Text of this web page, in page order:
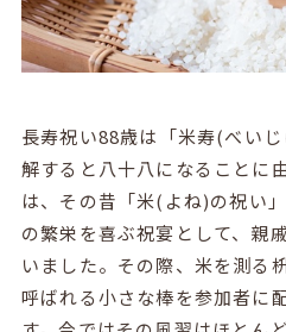
長寿祝い88歳は「米寿(べい
解すると八十八になることに
は、その昔「米(よね)の祝い
の繁栄を喜ぶ祝宴として、親
いました。その際、米を測る
呼ばれる小さな棒を参加者に